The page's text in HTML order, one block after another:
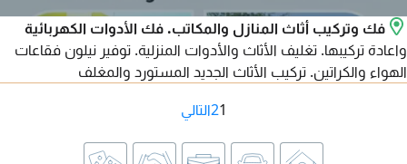
فك وتركيب أثاث المنازل والمكاتب. فك الأدوات الكهربائية
واعادة تركيبها. تغليف الأثاث والأدوات المنزلية. توفير نيلون فقاعات
الهواء والكراتين. تركيب الأثاث الجديد المستورد والمغلف
1
2التالي